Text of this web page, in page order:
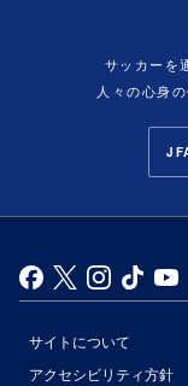
サッカーを
人々の心身
サイトについて
アクセシビリティ方針